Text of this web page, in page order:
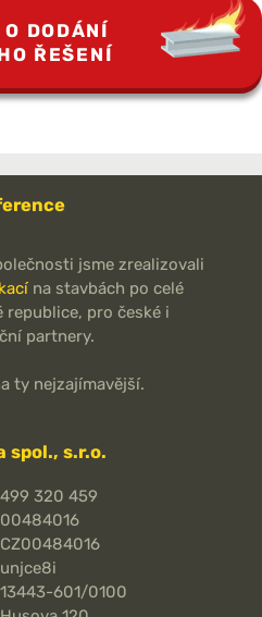
DODÁNÍ
ŘEŠENÍ
jsme zrealizovali
na stavbách po celé
republice, pro české i
partnery.
ty nejzajímavější.
spol., s.r.o.
499 320 459
00484016
CZ00484016
unjce8i
13443-601/0100